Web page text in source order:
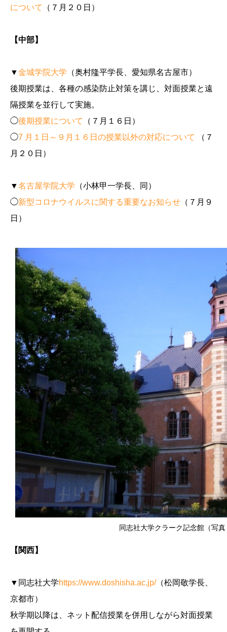
について
（７月２０日）
【中部】
▼金城学院大学 （奥村隆平学長、愛知県名古屋市）
後期授業は、各種の感染防止対策を講じ、対面授業と遠
隔授業を並行して実施。
◯後期授業について
（７月１６日）
◯7 月１日～９月１６日の授業以外の対応について
（７
月２０日）
▼名古屋学院大学 （小林甲一学長、同）
◯新型コロナウイルスに関する重要なお知らせ （７月９
日）
同志社大学クラーク記念館（写
【関西】
▼同志社大学https://www.doshisha.ac.jp/（松岡敬学長、
京都市）
秋学期以降は、ネット配信授業を併用しながら対面授業